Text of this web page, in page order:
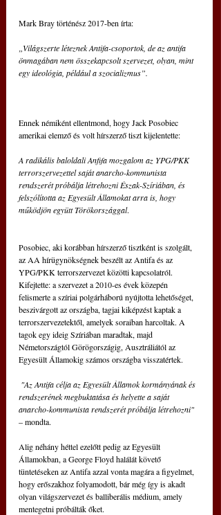
Mark Bray történész 2017-ben írta:
„Világszerte léteznek Antifa-csoportok, de az antifa
önmagában nem összekapcsolt szervezet, olyan, mint
egy ideológia, például a szocializmus”.
Ennek némiként ellentmond, hogy Jack Posobiec
amerikai elemző és volt hírszerző tiszt kijelentette:
A radikális baloldali Anfifa mozgalom az YPG/PKK
terrorszervezettel saját anarcho-kommunista
rendszerét próbálja létrehozni Észak-Szíriában, és
felszólította az Egyesült Államokat arra is, hogy
működjön együtt Törökországgal.
Posobiec, aki korábban hírszerző tisztként is szolgált,
az AA hírügynökségnek beszélt az Antifa és az
YPG/PKK terrorszervezet közötti kapcsolatról.
Kifejtette: a szervezet a 2010-es évek közepén
felismerte a szíriai polgárháború nyújtotta lehetőséget,
beszivárgott az országba, tagjai kiképzést kaptak a
terrorszervezetektől, amelyek soraiban harcoltak. A
tagok egy ideig Szíriában maradtak, majd
Németországtól Görögországig, Ausztráliától az
Egyesült Államokig számos országba visszatértek.
rendszerének megbuktatása és helyette a saját
anarcho-kommunista rendszerét próbálja létrehozni"
– mondta.
Alig néhány héttel ezelőtt pedig az Egyesült
Államokban, a George Floyd halálát követő
tüntetéseken az Antifa azzal vonta magára a figyelmet,
hogy erőszakhoz folyamodott, bár még így is akadt
olyan világszervezet és balliberális médium, amely
mentegetni próbálták őket.